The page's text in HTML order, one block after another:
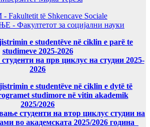
Fakultetit të Shkencave Sociale
Факултетот за социјални науки
e studentëve në ciklin e parë te
studimeve 2025-2026
на прв циклус на студии 2025-
2026
e studentëve në ciklin e dytë të
studimore në vitin akademik
2025/2026
студенти на втор циклус студии на
во академската 2025/2026 година